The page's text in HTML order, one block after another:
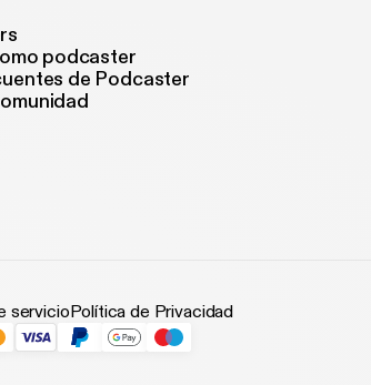
podcaster
de Podcaster
servicioPolítica de Privacidad